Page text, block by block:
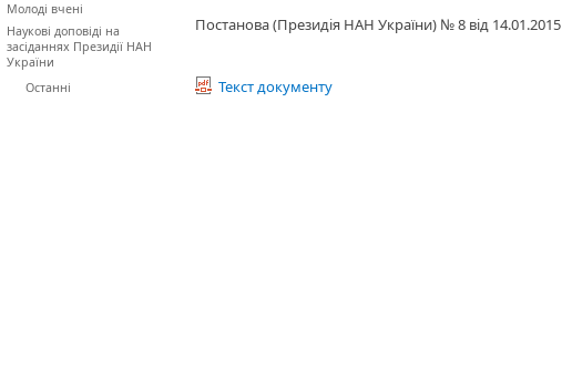
Молоді вчені
Наукові доповіді на
засіданнях Президії НАН
України
Останні
Постанова (Президія НАН України) № 8 від 14.01.2015
Текст документу